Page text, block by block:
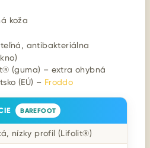
koža
antibakteriálna
(guma) – extra ohybná
(EÚ) – Froddo
BAREFOOT
nízky profil (Lifolit®)